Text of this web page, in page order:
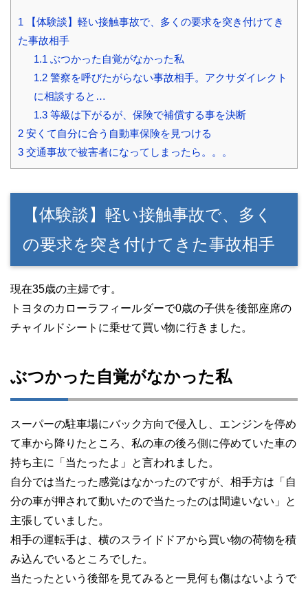
1 【体験談】軽い接触事故で、多くの要求を突き付けてき
た事故相手
1.1 ぶつかった自覚がなかった私
1.2警察を呼びたがらない事故相手。アクサダイレクト
に相談すると…
1.3等級は下がるが、保険で補償する事を決断
2 安くて自分に合う自動車保険を見つける
3 交通事故で被害者になってしまったら。。。
【体験談】軽い接触事故で、多く
の要求を突き付けてきた事故相手
現在35歳の主婦です。
トヨタのカローラフィールダーで0歳の子供を後部座席の
チャイルドシートに乗せて買い物に行きました。
ぶつかった自覚がなかった私
スーパーの駐車場にバック方向で侵入し、エンジンを停め
て車から降りたところ、私の車の後ろ側に停めていた車の
持ち主に「当たったよ」と言われました。
自分では当たった感覚はなかったのですが、相手方は「自
分の車が押されて動いたので当たったのは間違いない」と
主張していました。
相手の運転手は、横のスライドドアから買い物の荷物を積
み込んでいるところでした。
当たったという後部を見てみると一見何も傷はないようで